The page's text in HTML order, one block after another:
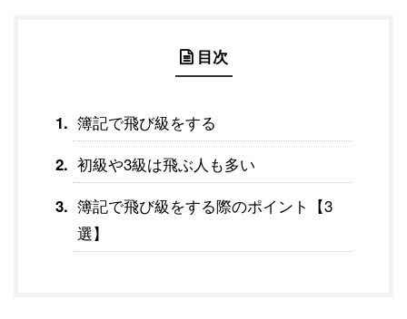
目次
簿記で飛び級をする
初級や3級は飛ぶ人も多い
簿記で飛び級をする際のポイント【3
選】